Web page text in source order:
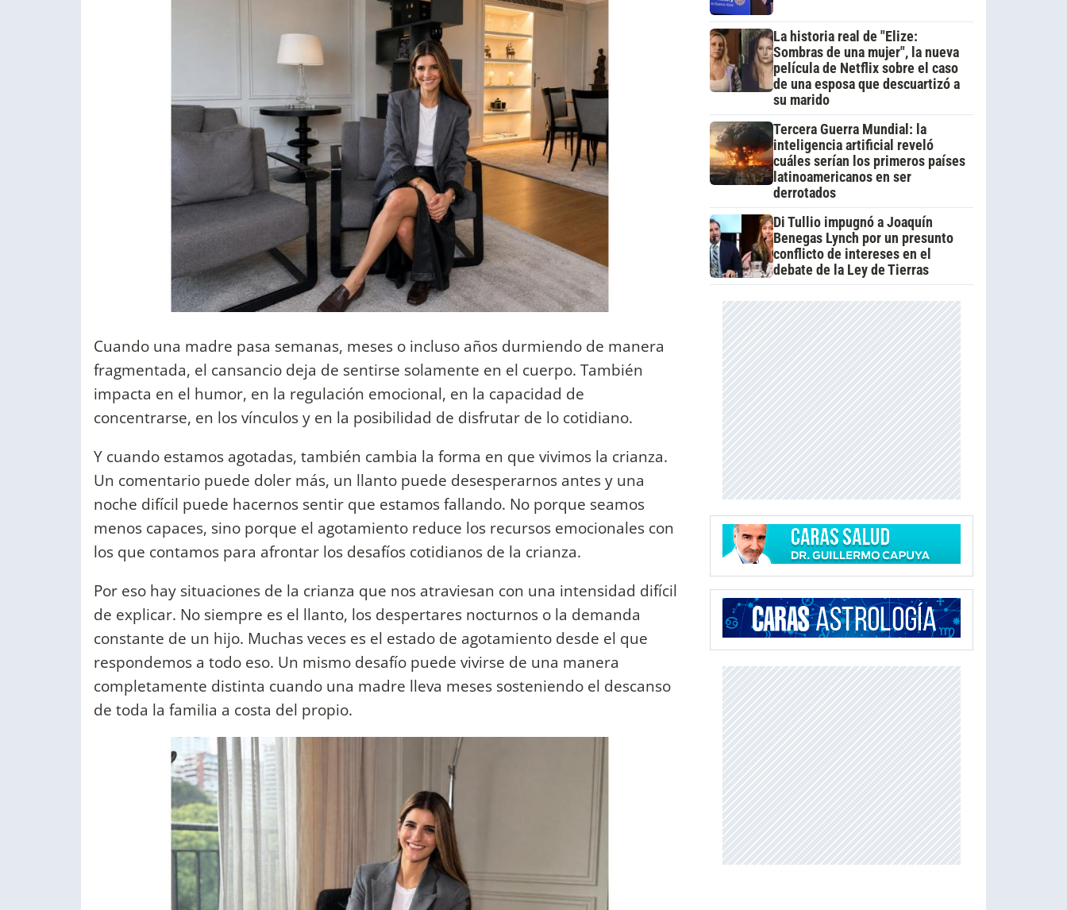
Cuando una madre pasa semanas, meses o incluso años durmiendo de manera
fragmentada, el cansancio deja de sentirse solamente en el cuerpo. También
impacta en el humor, en la regulación emocional, en la capacidad de
concentrarse, en los vínculos y en la posibilidad de disfrutar de lo cotidiano.
Y cuando estamos agotadas, también cambia la forma en que vivimos la crianza.
Un comentario puede doler más, un llanto puede desesperarnos antes y una
noche difícil puede hacernos sentir que estamos fallando. No porque seamos
menos capaces, sino porque el agotamiento reduce los recursos emocionales con
los que contamos para afrontar los desafíos cotidianos de la crianza.
Por eso hay situaciones de la crianza que nos atraviesan con una intensidad difícil
de explicar. No siempre es el llanto, los despertares nocturnos o la demanda
constante de un hijo. Muchas veces es el estado de agotamiento desde el que
respondemos a todo eso. Un mismo desafío puede vivirse de una manera
completamente distinta cuando una madre lleva meses sosteniendo el descanso
de toda la familia a costa del propio.
La historia real de "Elize:
Sombras de una mujer", la nueva
película de Netflix sobre el caso
de una esposa que descuartizó a
su marido
Tercera Guerra Mundial: la
inteligencia artificial reveló
cuáles serían los primeros países
latinoamericanos en ser
derrotados
Di Tullio impugnó a Joaquín
Benegas Lynch por un presunto
conflicto de intereses en el
debate de la Ley de Tierras